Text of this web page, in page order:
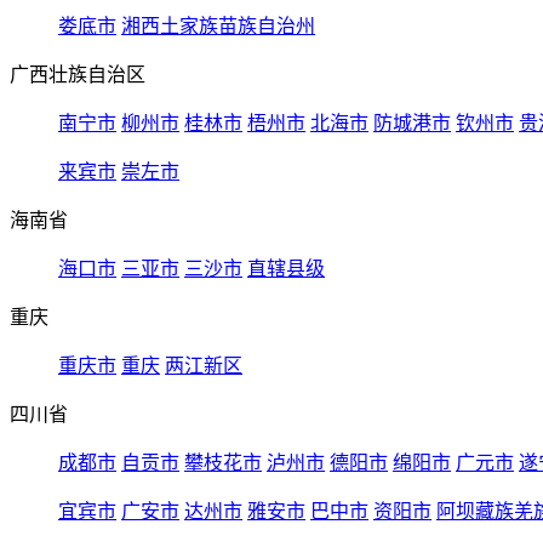
娄底市 湘西土家族苗族自治州
广西壮族自治区
南宁市 柳州市 桂林市 梧州市 北海市 防城港市 钦州市 贵
来宾市 崇左市
海南省
海口市 三亚市 三沙市 直辖县级
重庆
重庆市 重庆 两江新区
四川省
成都市 自贡市 攀枝花市 泸州市 德阳市 绵阳市 广元市 遂
宜宾市 广安市 达州市 雅安市 巴中市 资阳市 阿坝藏族羌